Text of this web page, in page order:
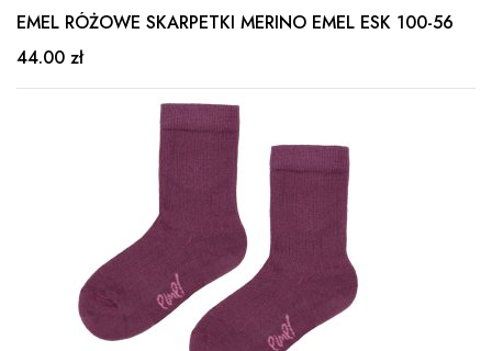
EMEL RÓŻOWE SKARPETKI MERINO EMEL ESK 100-56
44.00 zł